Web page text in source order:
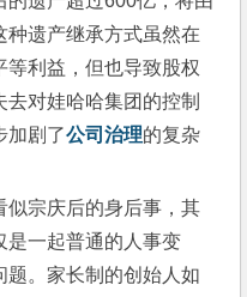
种遗产继承方式虽然在
等利益，但也导致股权
对娃哈哈集团的控制
加剧了公司治理的复杂
似宗庆后的身后事，其
是一起普通的人事变
题。家长制的创始人如